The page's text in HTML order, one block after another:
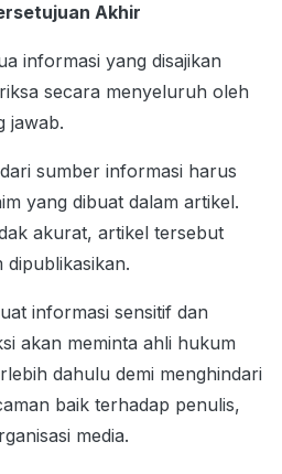
Akhir
informasi yang disajikan
secara menyeluruh oleh
jawab.
sumber informasi harus
yang dibuat dalam artikel.
akurat, artikel tersebut
dipublikasikan.
informasi sensitif dan
akan meminta ahli hukum
dahulu demi menghindari
baik terhadap penulis,
media.